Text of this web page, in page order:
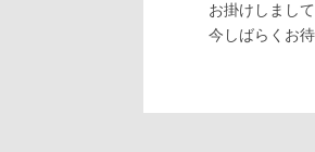
お掛けしまし
今しばらくお